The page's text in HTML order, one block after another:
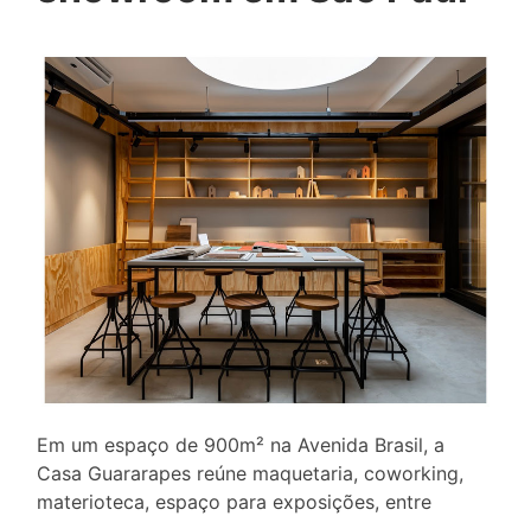
Em um espaço de 900m² na Avenida Brasil, a
Casa Guararapes reúne maquetaria, coworking,
materioteca, espaço para exposições, entre